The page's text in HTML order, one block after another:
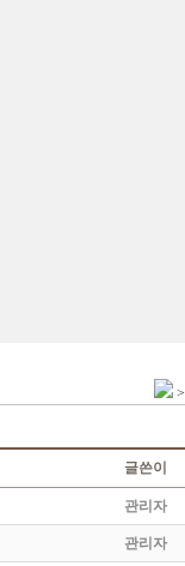
>
글쓴이
관리자
관리자